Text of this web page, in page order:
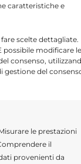
caratteristiche e
scelte dettagliate.
possibile modificare le
consenso,
gestione del
le prestazioni
il
provenienti da
dei
olio
solo